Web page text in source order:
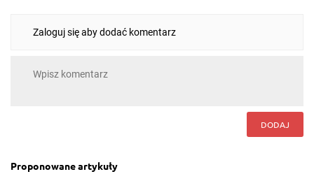
Zaloguj się aby dodać komentarz
DODAJ
Proponowane artykuły